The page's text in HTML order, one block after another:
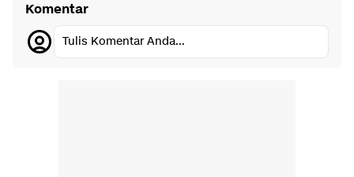
Komentar
Tulis Komentar Anda...